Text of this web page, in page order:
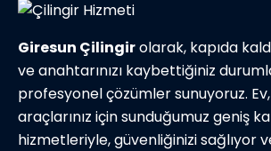
Giresun Çilingirolarak, kapıda
ve anahtarınızı kaybettiğiniz
profesyonel çözümler sunuyoruz.
araçlarınız için sunduğumuz geniş
hizmetleriyle, güvenliğinizi sağlıyor